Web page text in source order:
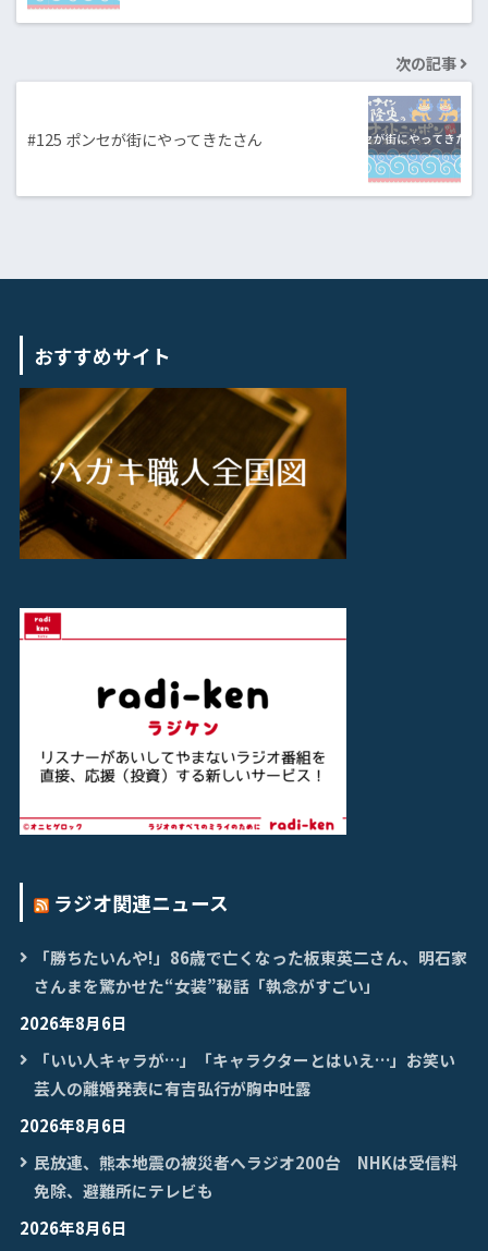
次の記事
#125 ポンセが街にやってきたさん
おすすめサイト
ラジオ関連ニュース
「勝ちたいんや!」86歳で亡くなった板東英二さん、明石家
さんまを驚かせた“女装”秘話「執念がすごい」
2026年8月6日
「いい人キャラが…」「キャラクターとはいえ…」お笑い
芸人の離婚発表に有吉弘行が胸中吐露
2026年8月6日
民放連、熊本地震の被災者へラジオ200台 NHKは受信料
免除、避難所にテレビも
2026年8月6日